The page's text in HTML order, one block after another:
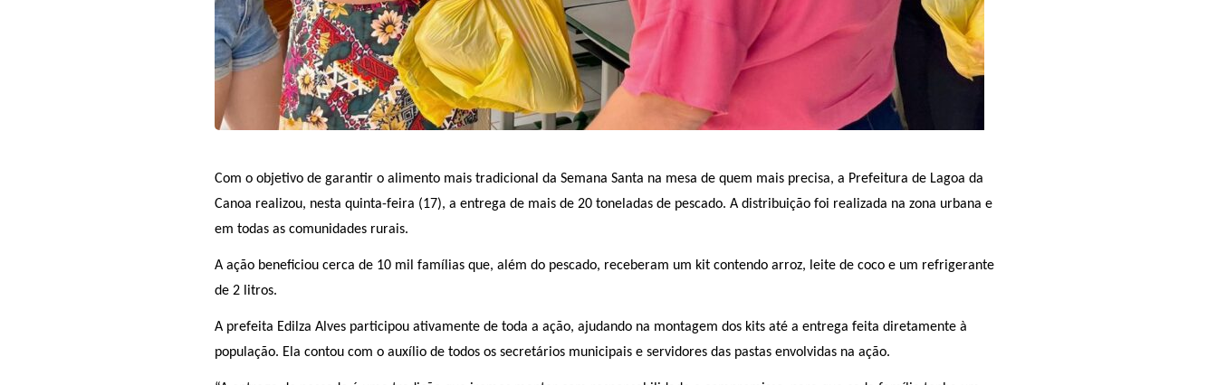
Com o objetivo de garantir o alimento mais tradicional da Semana Santa na mesa de quem mais precisa, a Prefeitura de Lagoa da
Canoa realizou, nesta quinta-feira (17), a entrega de mais de 20 toneladas de pescado. A distribuição foi realizada na zona urbana e
em todas as comunidades rurais.
A ação beneficiou cerca de 10 mil famílias que, além do pescado, receberam um kit contendo arroz, leite de coco e um refrigerante
de 2 litros.
A prefeita Edilza Alves participou ativamente de toda a ação, ajudando na montagem dos kits até a entrega feita diretamente à
população. Ela contou com o auxílio de todos os secretários municipais e servidores das pastas envolvidas na ação.